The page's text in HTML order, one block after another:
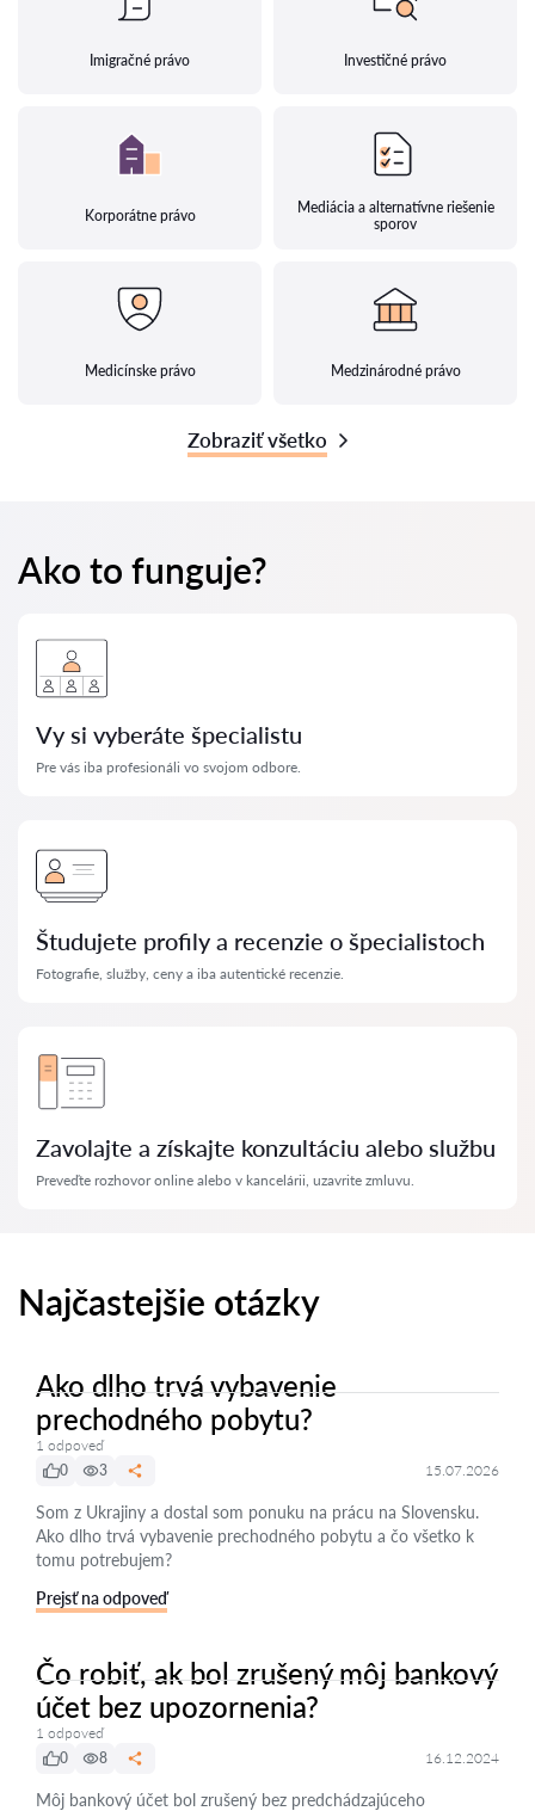
Imigračné právo Investičné právo
Korporátne právo
Mediácia a alternatívne riešenie
sporov
Medicínske právo Medzinárodné právo
Zobraziť všetko
Ako to funguje?
Vy si vyberáte špecialistu
Pre vás iba profesionáli vo svojom odbore.
Študujete profily a recenzie o špecialistoch
Fotografie, služby, ceny a iba autentické recenzie.
Zavolajte a získajte konzultáciu alebo službu
Preveďte rozhovor online alebo v kancelárii, uzavrite zmluvu.
Najčastejšie otázky
Ako dlho trvá vybavenie
prechodného pobytu?
1 odpoveď
0
3 15.07.2026
Som z Ukrajiny a dostal som ponuku na prácu na Slovensku.
Ako dlho trvá vybavenie prechodného pobytu a čo všetko k
tomu potrebujem?
Prejsť na odpoveď
Čo robiť, ak bol zrušený môj bankový
účet bez upozornenia?
1 odpoveď
0
8 16.12.2024
Môj bankový účet bol zrušený bez predchádzajúceho